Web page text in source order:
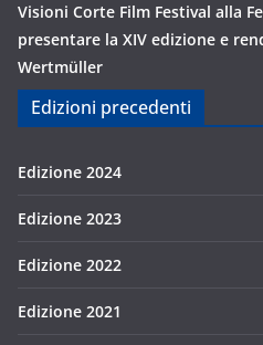
Visioni Corte Film Festival alla
presentare la XIV edizione e
Wertmüller
Edizioni precedenti
Edizione 2024
Edizione 2023
Edizione 2022
Edizione 2021